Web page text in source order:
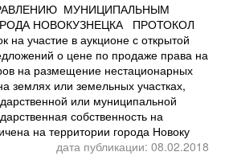
МУНИЦИПАЛЬНЫМ
НОВОКУЗНЕЦКА ПРОТОКОЛ
на участие в аукционе с открытой
о цене по продаже права на
на размещение нестационарных
землях или земельных участках,
или муниципальной
собственность на
на территории города Новоку
дата публикации: 08.02.2018